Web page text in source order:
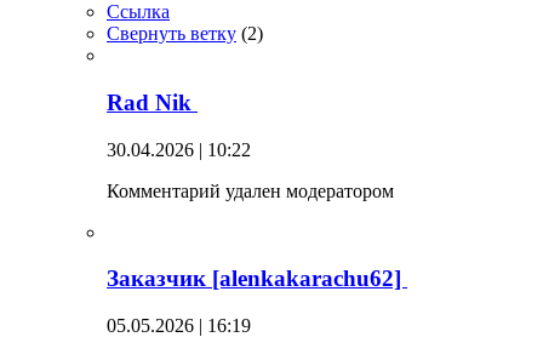
Ссылка
Свернуть ветку (2)
Rad Nik
30.04.2026 | 10:22
Комментарий удален модератором
Заказчик [alenkakarachu62]
05.05.2026 | 16:19